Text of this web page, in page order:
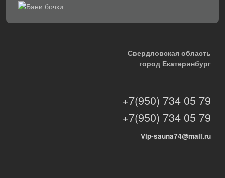
Свердловская область
город Екатеринбург
+7(950) 734 05 79
+7(950) 734 05 79
Vip-sauna74@mail.ru